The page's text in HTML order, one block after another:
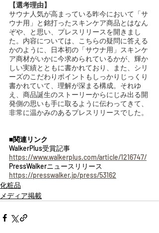
【選考理由】
サウナ人気が高まっている昨今において「サ
ウナ用」と銘打ったスキンケア商品とはなん
ぞや、と思い、プレスリリースを開きまし
た。内容については、こちらの疑問に答える
かのように、日本初の「サウナ用」スキンケ
ア商材がいかに今求められているかが、輝か
しい実績とともに書かれており、また、シリ
ーズのこだわりポイントもしっかりじっくり
書かれていて、理解が深まる構成。それゆ
え、商品誕生のストーリーからにじみ出る開
発側の思いも手に取るように伝わってきて、
非常に温かみのあるプレスリリースでした。
■関連リンク
WalkerPlus受賞記事
https://www.walkerplus.com/article/1216747/
PressWalkerニュースリリース
https://presswalker.jp/press/53162
化粧品
メディア掲載